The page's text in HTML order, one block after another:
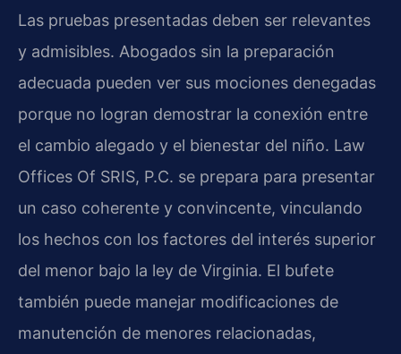
Las pruebas presentadas deben ser relevantes
y admisibles. Abogados sin la preparación
adecuada pueden ver sus mociones denegadas
porque no logran demostrar la conexión entre
el cambio alegado y el bienestar del niño. Law
Offices Of SRIS, P.C. se prepara para presentar
un caso coherente y convincente, vinculando
los hechos con los factores del interés superior
del menor bajo la ley de Virginia. El bufete
también puede manejar modificaciones de
manutención de menores relacionadas,